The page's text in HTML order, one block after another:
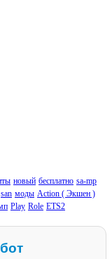
новый бесплатно sa-mp
san моды Action ( Экшен )
Play Role ETS2